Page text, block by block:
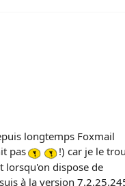
longtemps Foxmail
pas
!) car je le
lorsqu'on dispose de
à la version